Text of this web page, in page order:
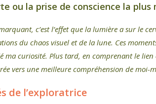
ou la prise de conscience la
c’est l’effet que la lumière a sur le
du chaos visuel et de la lune. Ces
ma curiosité. Plus tard, en comprenant le
vers une meilleure compréhension de moi-
de l’exploratrice